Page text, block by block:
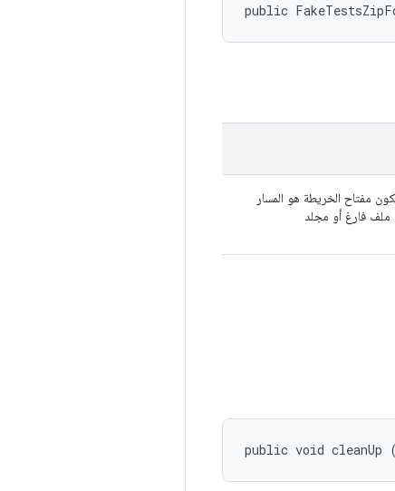
public
مفتاح الخريطة هو المسار
ملف فارغ أو مجلد
public void cleanUp